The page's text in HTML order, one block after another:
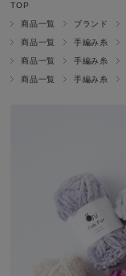
TOP
商品一覧 ブランド
商品一覧 手編み糸
商品一覧 手編み糸
商品一覧 手編み糸